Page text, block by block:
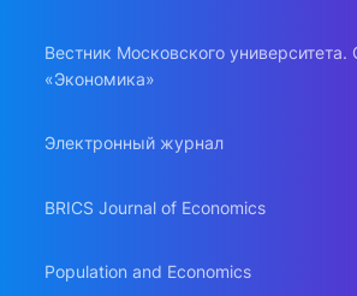
Вестник Московского университета.
«Экономика»
Электронный журнал
BRICS Journal of Economics
Population and Economics